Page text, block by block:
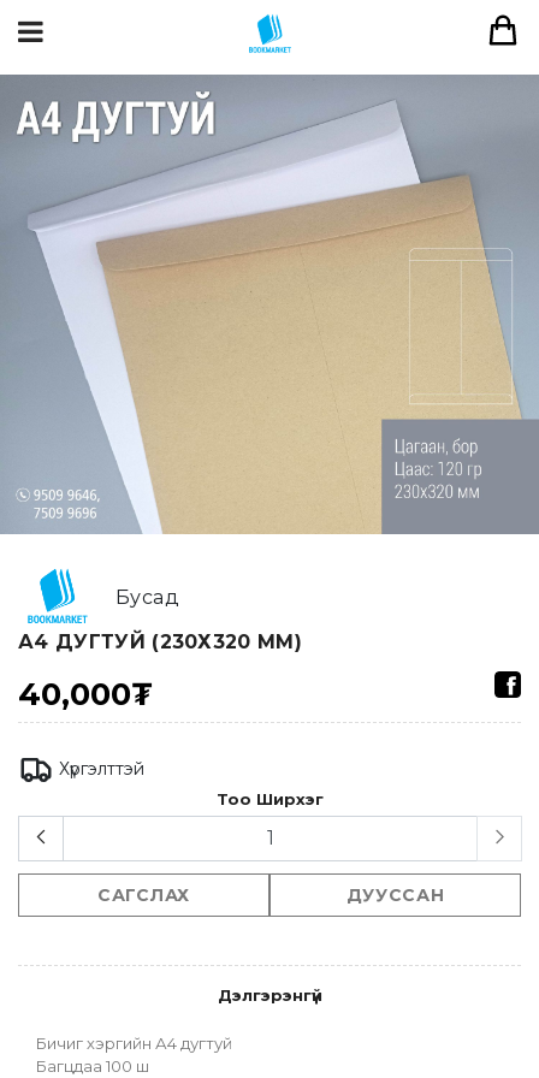
Бусад
А4 ДУГТУЙ (230Х320 ММ)
40,000₮
Хүргэлттэй
Тоо Ширхэг
САГСЛАХ ДУУССАН
Дэлгэрэнгүй
Бичиг хэргийн А4 дугтуй
Багцдаа 100 ш